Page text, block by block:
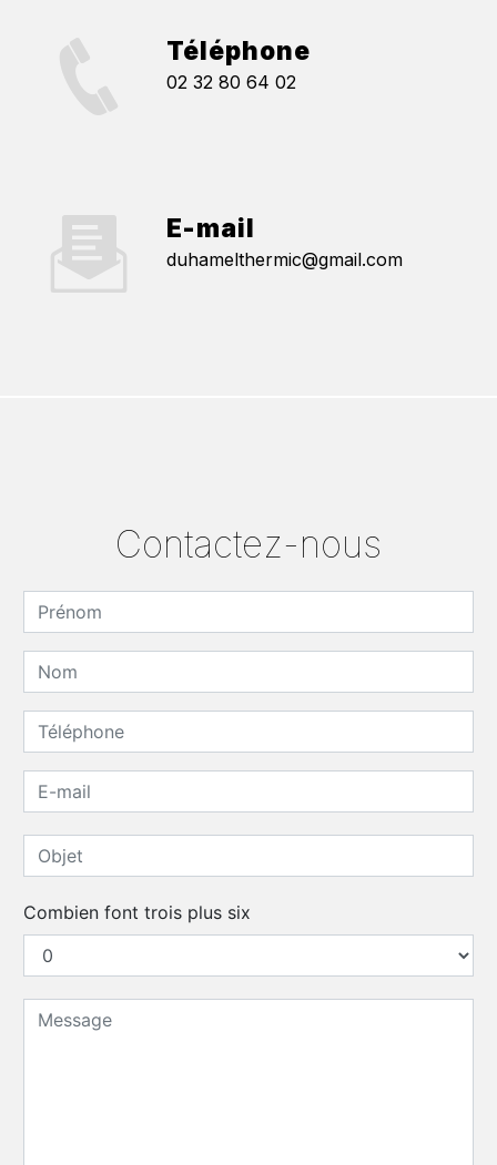
Téléphone
02 32 80 64 02
E-mail
duhamelthermic@gmail.com
Contactez-nous
Combien font trois plus six